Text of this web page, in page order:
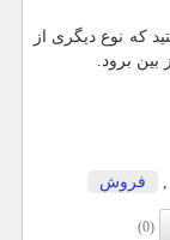
که نوع دیگری از
بین برود.
فروش
(0)